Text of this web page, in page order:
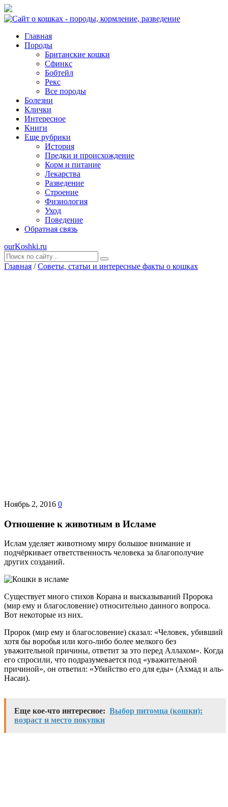
Главная
Породы
Британские кошки
Сфинкс
Бобтейл
Рекс
Все породы
Болезни
Клички
Интересное
Книги
Еще рубрики
История
Предки и происхождение
Корм и питание
Лекарства
Разведение
Строение
Физиология
Уход
Поведение
Обратная связь
ourKoshki.ru
Главная / Советы, статьи и интересные факты о кошках
Ноябрь 2, 2016 0
Отношение к животным в Исламе
Ислам уделяет животному миру большое внимание и
подчёркивает ответственность человека за благополучие
других созданий.
Существует много стихов Корана и высказываний Пророка
(мир ему и благословение) относительно данного вопроса.
Вот некоторые из них.
Пророк (мир ему и благословение) сказал: «Человек, убивший
хотя бы воробья или кого-либо более мелкого без
уважительной причины, ответит за это перед Аллахом». Когда
его спросили, что подразумевается под «уважительной
причиной», он ответил: «Убийство его для еды» (Ахмад и аль-
Насаи).
Еще кое-что интересное: Выбор питомца (кошки):
возраст и место покупки